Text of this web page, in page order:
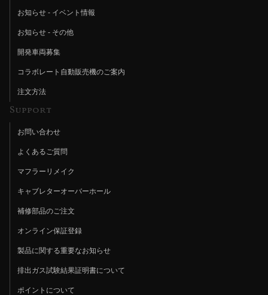
お知らせ - イベント情報
お知らせ - その他
開発車両募集
コラボレート自動販売機のご案内
注文方法
Support
お問い合わせ
よくあるご質問
マフラーリメイク
キャブレターオーバーホール
補修部品のご注文
オンライン保証登録
製品に関する重要なお知らせ
排出ガス試験結果証明書について
ポイントについて